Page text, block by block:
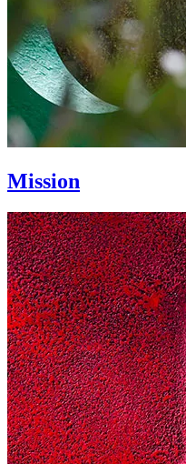
Mission